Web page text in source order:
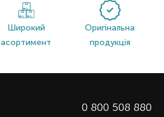
Широкий
асортимент
Оригінальна
продукція
0 800 508 880